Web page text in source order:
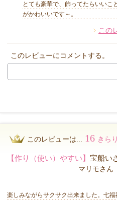
他のお客様からのコメント
とても豪華で、飾ってたらいいこ
がかわいいです～。
この
このレビューにコメントする。
このレビューは... 16 きら
【作り（使い）やすい】 宝船い
マリモさん
楽しみながらサクサク出来ました。七